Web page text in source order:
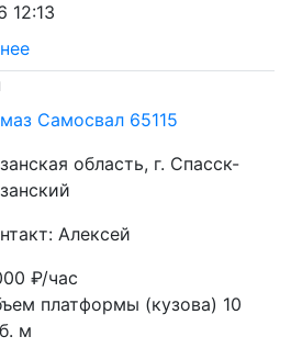
12:13
Самосвал 65115
область, г. Спасск-
Алексей
₽/час
платформы (кузова) 10
м